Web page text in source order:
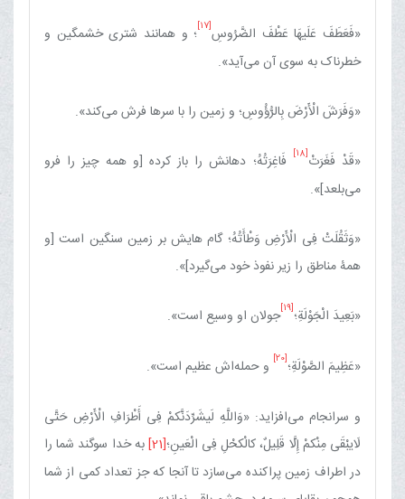
«فَعَطَفَ عَلَیهَا عَطْفَ الضَّرُوسِ[17]؛ و همانند شتری خشمگین و
خطرناک به سوی آن می‌آید».
«وَفَرَشَ الْأَرْضَ بِالرُّؤُوسِ؛ و زمین را با سرها فرش می‌کند».
«قَدْ فَغَرَتْ‏[18]
فَاغِرَتُهُ؛ دهانش را باز کرده [و همه چیز را فرو
می‌بلعد]».
«وَثَقُلَتْ فِی الْأَرْضِ وَطْأَتُهُ؛ گام هایش بر زمین سنگین است [و
همۀ مناطق را زیر نفوذ خود می‌گیرد]».
«بَعِیدَ الْجَوْلَةِ؛[19]جولان او وسیع است».
«عَظِیمَ الصَّوْلَةِ؛[20] و حمله‌اش عظیم است».
و سرانجام می‌افزاید: «وَاللَّهِ لَیشَرِّدَنَّکمْ فِی أَطْرَافِ الْأَرْضِ حَتَّی
لَایبْقَی‏ مِنْکمْ إِلَّا قَلِیلٌ، کالْکحْلِ فِی الْعَینِ؛[21]به خدا سوگند شما را
در اطراف زمین پراکنده می‌سازد تا آنجا که جز تعداد کمی از شما